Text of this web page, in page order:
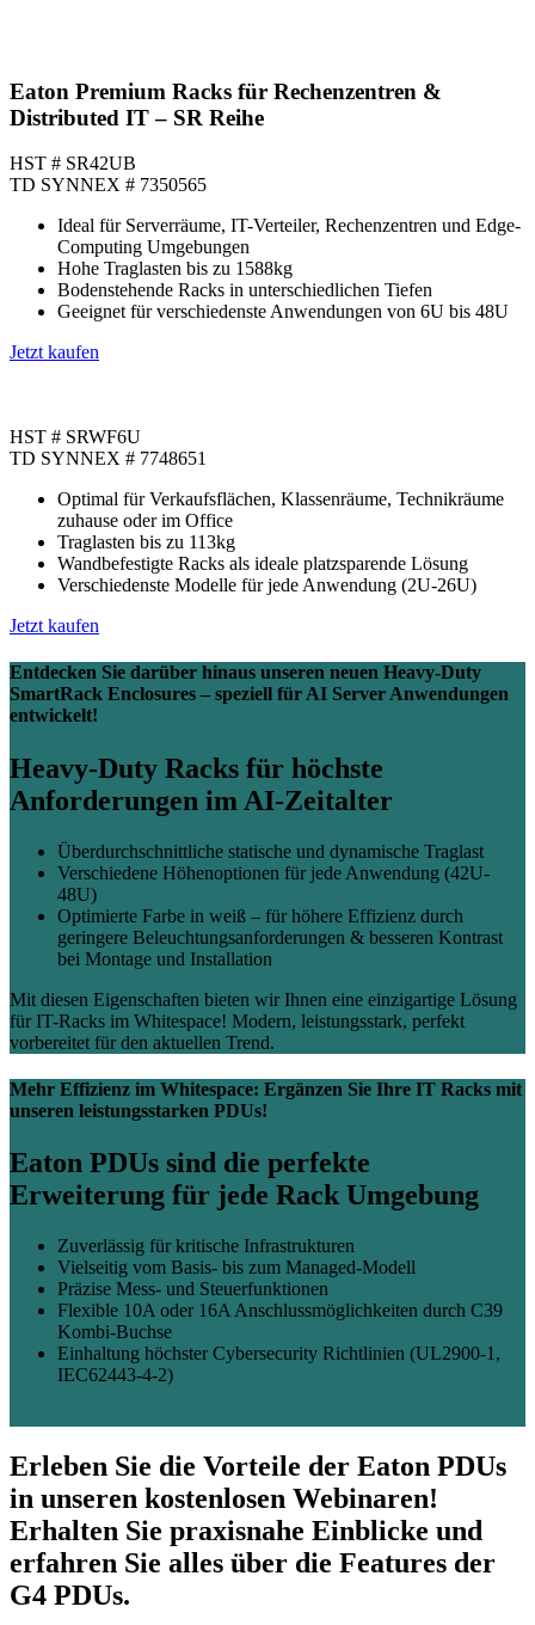
Eaton Premium Racks für Rechenzentren &
Distributed IT – SR Reihe
HST # SR42UB
TD SYNNEX # 7350565
Ideal für Serverräume, IT-Verteiler, Rechenzentren und Edge-
Computing Umgebungen
Hohe Traglasten bis zu 1588kg
Bodenstehende Racks in unterschiedlichen Tiefen
Geeignet für verschiedenste Anwendungen von 6U bis 48U
Jetzt kaufen
HST # SRWF6U
TD SYNNEX # 7748651
Optimal für Verkaufsflächen, Klassenräume, Technikräume
zuhause oder im Office
Traglasten bis zu 113kg
Wandbefestigte Racks als ideale platzsparende Lösung
Verschiedenste Modelle für jede Anwendung (2U-26U)
Jetzt kaufen
Entdecken Sie darüber hinaus unseren neuen Heavy-Duty
SmartRack Enclosures – speziell für AI Server Anwendungen
entwickelt!
Heavy-Duty Racks für höchste
Anforderungen im AI‑Zeitalter
Überdurchschnittliche statische und dynamische Traglast
Verschiedene Höhenoptionen für jede Anwendung (42U-
48U)
Optimierte Farbe in weiß – für höhere Effizienz durch
geringere Beleuchtungsanforderungen & besseren Kontrast
bei Montage und Installation
Mit diesen Eigenschaften bieten wir Ihnen eine einzigartige Lösung
für IT-Racks im Whitespace! Modern, leistungsstark, perfekt
vorbereitet für den aktuellen Trend.
Mehr Effizienz im Whitespace: Ergänzen Sie Ihre IT Racks mit
unseren leistungsstarken PDUs!
Eaton PDUs sind die perfekte
Erweiterung für jede Rack Umgebung
Zuverlässig für kritische Infrastrukturen
Vielseitig vom Basis‑ bis zum Managed‑Modell
Präzise Mess‑ und Steuerfunktionen
Flexible 10A oder 16A Anschlussmöglichkeiten durch C39
Kombi-Buchse
Einhaltung höchster Cybersecurity Richtlinien (UL2900-1,
IEC62443-4-2)
Erleben Sie die Vorteile der Eaton PDUs
in unseren kostenlosen Webinaren!
Erhalten Sie praxisnahe Einblicke und
erfahren Sie alles über die Features der
G4 PDUs.